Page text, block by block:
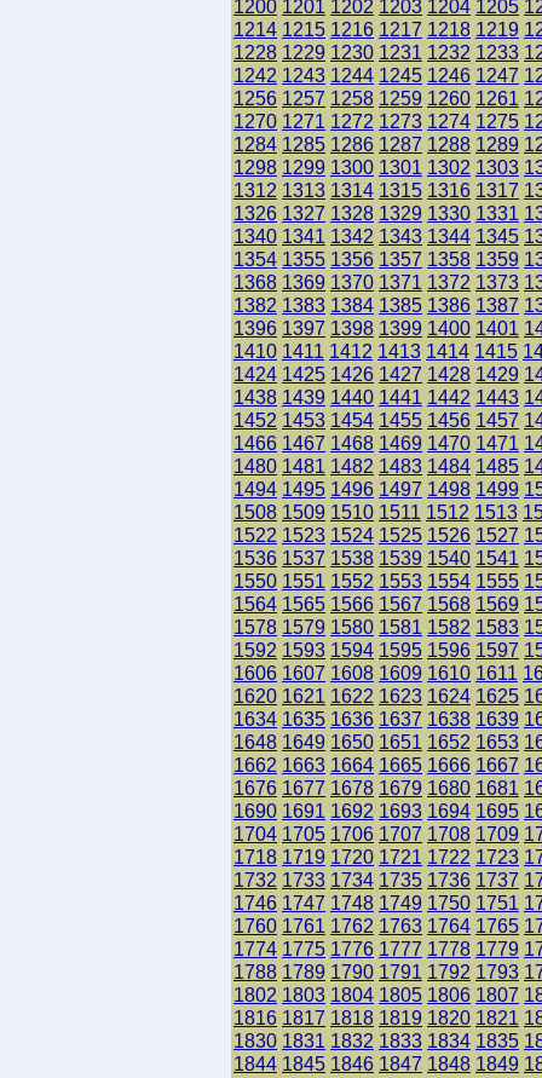
1200 1201 1202 1203 1204 1205
1214 1215 1216 1217 1218 1219
1228 1229 1230 1231 1232 1233
1242 1243 1244 1245 1246 1247
1256 1257 1258 1259 1260 1261
1270 1271 1272 1273 1274 1275
1284 1285 1286 1287 1288 1289
1298 1299 1300 1301 1302 1303
1312 1313 1314 1315 1316 1317
1326 1327 1328 1329 1330 1331
1340 1341 1342 1343 1344 1345
1354 1355 1356 1357 1358 1359
1368 1369 1370 1371 1372 1373
1382 1383 1384 1385 1386 1387
1396 1397 1398 1399 1400 1401
1410 1411 1412 1413 1414 1415
1424 1425 1426 1427 1428 1429
1438 1439 1440 1441 1442 1443
1452 1453 1454 1455 1456 1457
1466 1467 1468 1469 1470 1471
1480 1481 1482 1483 1484 1485
1494 1495 1496 1497 1498 1499
1508 1509 1510 1511 1512 1513
1522 1523 1524 1525 1526 1527
1536 1537 1538 1539 1540 1541
1550 1551 1552 1553 1554 1555
1564 1565 1566 1567 1568 1569
1578 1579 1580 1581 1582 1583
1592 1593 1594 1595 1596 1597
1606 1607 1608 1609 1610 1611
1620 1621 1622 1623 1624 1625
1634 1635 1636 1637 1638 1639
1648 1649 1650 1651 1652 1653
1662 1663 1664 1665 1666 1667
1676 1677 1678 1679 1680 1681
1690 1691 1692 1693 1694 1695
1704 1705 1706 1707 1708 1709
1718 1719 1720 1721 1722 1723
1732 1733 1734 1735 1736 1737
1746 1747 1748 1749 1750 1751
1760 1761 1762 1763 1764 1765
1774 1775 1776 1777 1778 1779
1788 1789 1790 1791 1792 1793
1802 1803 1804 1805 1806 1807
1816 1817 1818 1819 1820 1821
1830 1831 1832 1833 1834 1835
1844 1845 1846 1847 1848 1849